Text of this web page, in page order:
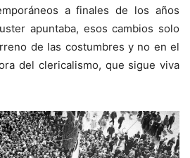
a finales de los años
apuntaba, esos cambios solo
de las costumbres y no en el
del clericalismo, que sigue viva